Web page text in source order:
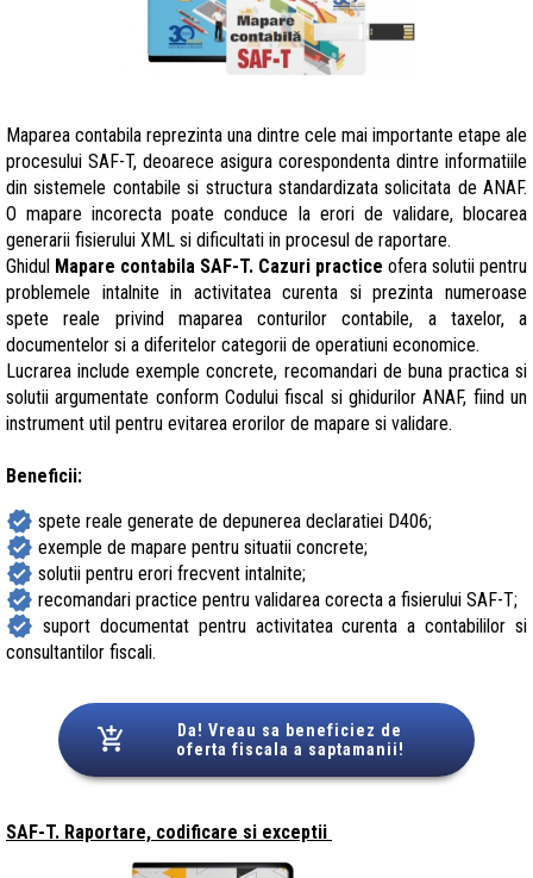
Maparea contabila reprezinta una dintre cele mai importante etape ale
procesului SAF-T, deoarece asigura corespondenta dintre informatiile
din sistemele contabile si structura standardizata solicitata de ANAF.
O mapare incorecta poate conduce la erori de validare, blocarea
generarii fisierului XML si dificultati in procesul de raportare.
Ghidul Mapare contabila SAF-T. Cazuri practice ofera solutii pentru
problemele intalnite in activitatea curenta si prezinta numeroase
spete reale privind maparea conturilor contabile, a taxelor, a
documentelor si a diferitelor categorii de operatiuni economice.
Lucrarea include exemple concrete, recomandari de buna practica si
solutii argumentate conform Codului fiscal si ghidurilor ANAF, fiind un
instrument util pentru evitarea erorilor de mapare si validare.
Beneficii:
verified spete reale generate de depunerea declaratiei D406;
verified exemple de mapare pentru situatii concrete;
verified solutii pentru erori frecvent intalnite;
verified recomandari practice pentru validarea corecta a fisierului SAF-T;
verified suport documentat pentru activitatea curenta a contabililor si
consultantilor fiscali.
Da! Vreau sa beneficiez de
oferta fiscala a saptamanii!
SAF-T. Raportare, codificare si exceptii